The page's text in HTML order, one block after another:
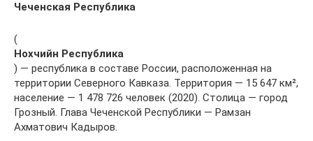
Чеченская Республика
(
Нохчийн Республика
) — республика в составе России, расположенная на
территории Северного Кавказа. Территория — 15 647 км²,
население — 1 478 726 человек (2020). Столица — город
Грозный. Глава Чеченской Республики — Рамзан
Ахматович Кадыров.